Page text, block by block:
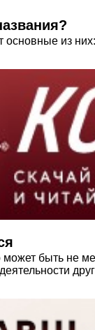
основные из них:
быть не